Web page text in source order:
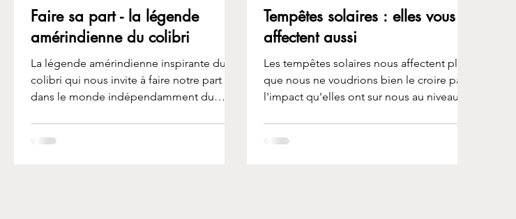
Faire sa part - la légende
amérindienne du colibri
La légende amérindienne inspirante du
colibri qui nous invite à faire notre part
dans le monde indépendamment du
Tempêtes solaires : elles vous
affectent aussi
Les tempêtes solaires nous affectent plus
que nous ne voudrions bien le croire par
l'impact qu'elles ont sur nous au niveau